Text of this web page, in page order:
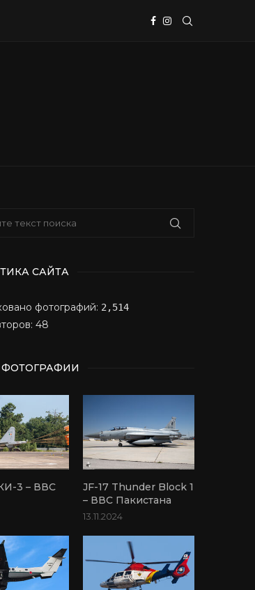
САЙТА
фотографий: 2,514
48
3 – ВВС
JF-17 Thunder Block 1
– ВВС Пакистана
13.11.2024